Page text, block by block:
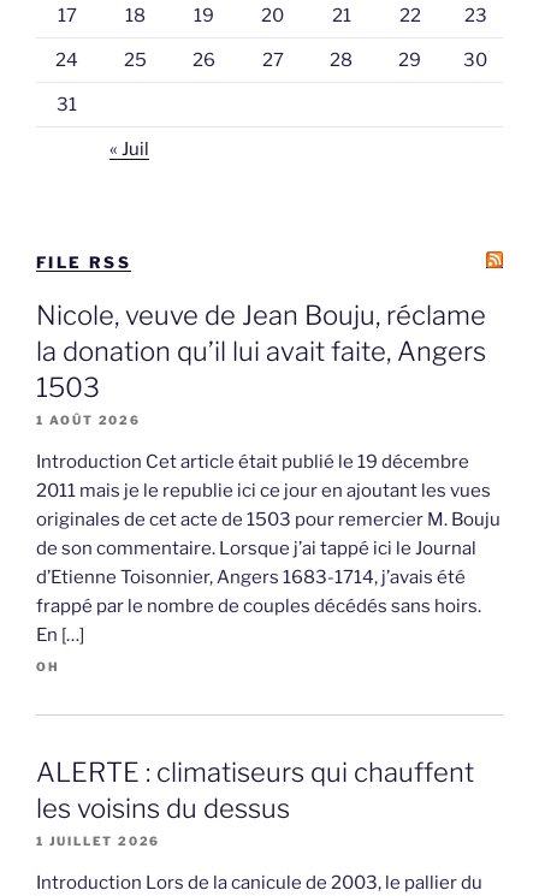
17 18 19 20 21 22 23
24 25 26 27 28 29 30
31
« Juil
FILE RSS
Nicole, veuve de Jean Bouju, réclame
la donation qu’il lui avait faite, Angers
1503
1 AOÛT 2026
Introduction Cet article était publié le 19 décembre
2011 mais je le republie ici ce jour en ajoutant les vues
originales de cet acte de 1503 pour remercier M. Bouju
de son commentaire. Lorsque j’ai tappé ici le Journal
d’Etienne Toisonnier, Angers 1683-1714, j’avais été
frappé par le nombre de couples décédés sans hoirs.
En […]
OH
ALERTE : climatiseurs qui chauffent
les voisins du dessus
1 JUILLET 2026
Introduction Lors de la canicule de 2003, le pallier du